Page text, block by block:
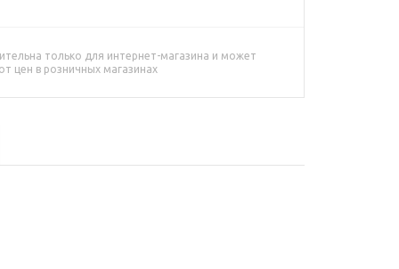
только для интернет-магазина и может
цен в розничных магазинах